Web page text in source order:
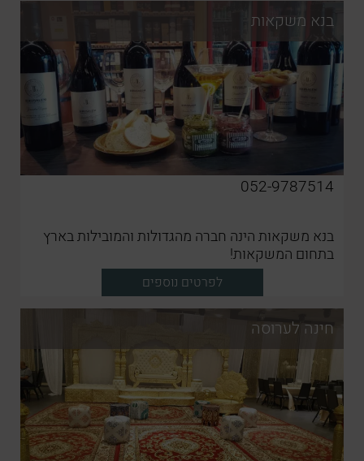
בנא משקאות
052-9787514
בנא משקאות הינה חברה מהגדולות והמובילות בארץ
בתחום המשקאות!
לפרטים נוספים
חינה לערוסה